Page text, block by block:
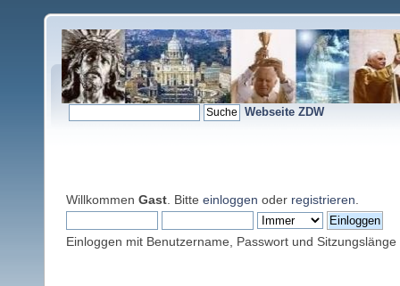
Webseite ZDW
Willkommen Gast . Bitte einloggen oder registrieren
Einloggen mit Benutzername, Passwort und Sitzungslänge